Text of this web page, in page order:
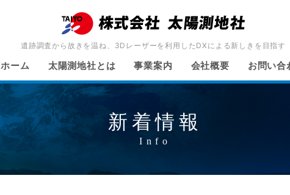
遺跡調査から故きを温ね、3Dレーザーを利用したDXによる新しきを目指す
ホーム 太陽測地社とは 事業案内 会社概要 お問い合
新着情報